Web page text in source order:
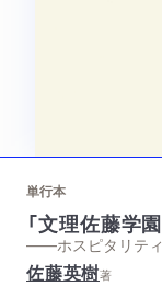
単行本
「文理佐藤学
——ホスピタリテ
佐藤英樹著